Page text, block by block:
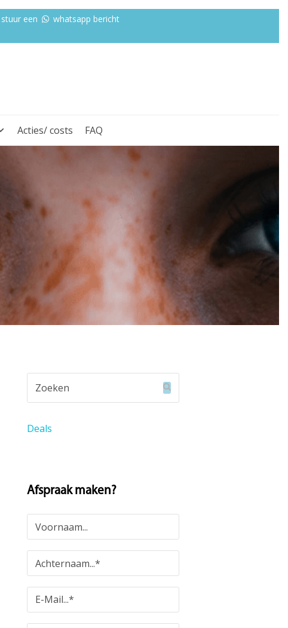
stuur een whatsapp bericht
Acties/ costs FAQ
Deals
Afspraak maken?